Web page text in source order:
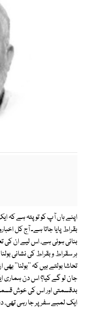
اپنے ہاں آپ کو تو پتہ ہے کہ
بقراط پایا جاتا ہے۔ آج کل
بنائی ہوئی ہے، اس لیے ان کی
ہر سقراط و بقراط کی نشانی
تحاشا بولتے ہیں کہ ''بولنا''
جان لو گے کیا؟ اس دن
بدقسمتی اور اس کی خوش
ایک لمبے سفر پر جا رہی تھی،